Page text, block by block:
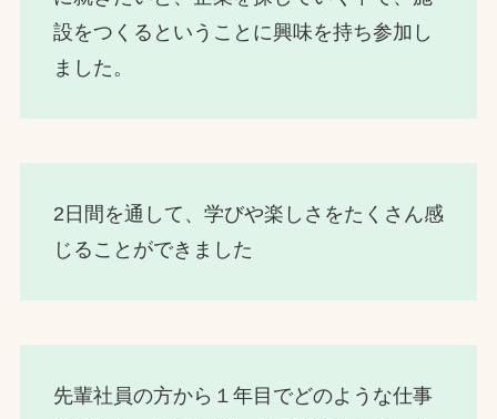
設をつくるということに興味を持ち参加し
ました。
2日間を通して、学びや楽しさをたくさん感
じることができました
先輩社員の方から１年目でどのような仕事